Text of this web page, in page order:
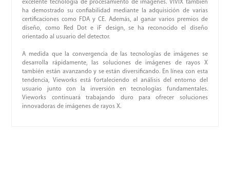
excelente tecnología de procesamiento de imágenes. VIVIX también
ha demostrado su confiabilidad mediante la adquisición de varias
certificaciones como FDA y CE. Además, al ganar varios premios de
diseño, como Red Dot e iF design, se ha reconocido el diseño
orientado al usuario del detector.
A medida que la convergencia de las tecnologías de imágenes se
desarrolla rápidamente, las soluciones de imágenes de rayos X
también están avanzando y se están diversificando. En línea con esta
tendencia, Vieworks está fortaleciendo el análisis del entorno del
usuario junto con la inversión en tecnologías fundamentales.
Vieworks continuará trabajando duro para ofrecer soluciones
innovadoras de imágenes de rayos X.